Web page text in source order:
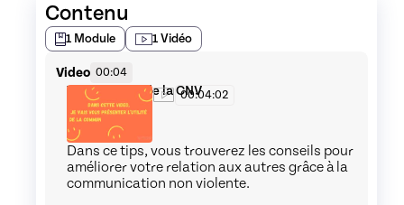
Contenu
1 Module 1Vidéo
Video 00:04
Tips L'utilité de la CNV00:04:02
Dans ce tips, vous trouverez les conseils pour
améliorer votre relation aux autres grâce à la
communication non violente.